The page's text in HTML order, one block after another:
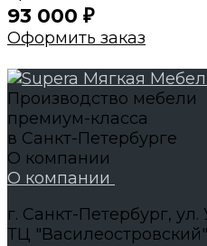
93 000 ₽
Оформить заказ
Производство мебели
премиум-класса
в Санкт-Петербурге
О компании
О компании
г. Санкт-Петербург, ул.
ТЦ